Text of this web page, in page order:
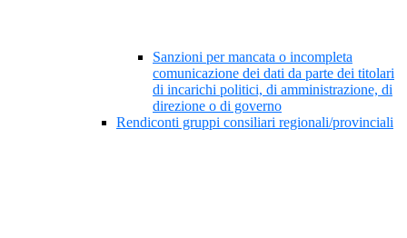
Sanzioni per mancata o incompleta
comunicazione dei dati da parte dei titolari
di incarichi politici, di amministrazione, di
direzione o di governo
Rendiconti gruppi consiliari regionali/provinciali